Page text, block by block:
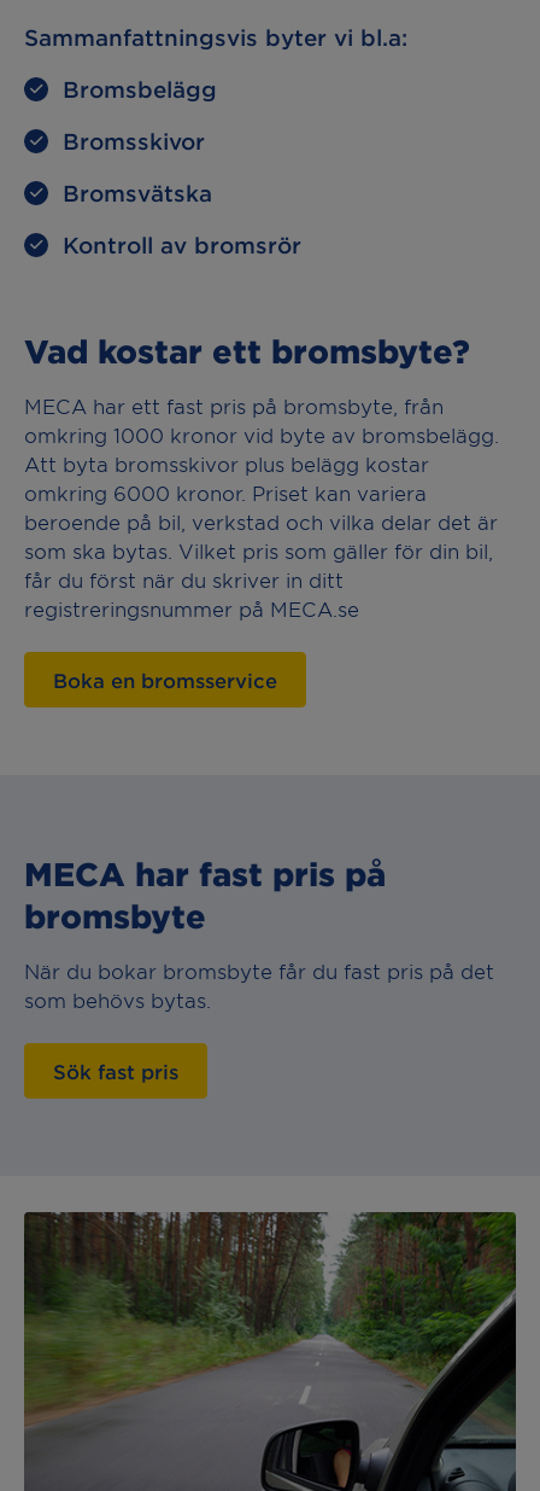
Sammanfattningsvis byter vi bl.a:
Bromsbelägg
Bromsskivor
Bromsvätska
Kontroll av bromsrör
Vad kostar ett bromsbyte?
MECA har ett fast pris på bromsbyte, från
omkring 1000 kronor vid byte av bromsbelägg.
Att byta bromsskivor plus belägg kostar
omkring 6000 kronor. Priset kan variera
beroende på bil, verkstad och vilka delar det är
som ska bytas. Vilket pris som gäller för din bil,
får du först när du skriver in ditt
registreringsnummer på MECA.se
Boka en bromsservice
MECA har fast pris på
bromsbyte
När du bokar bromsbyte får du fast pris på det
som behövs bytas.
Sök fast pris